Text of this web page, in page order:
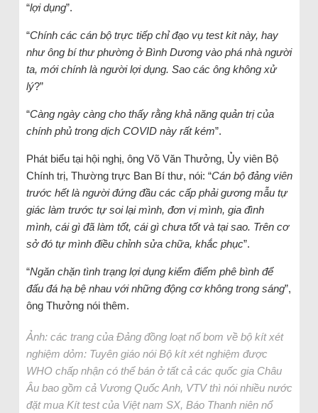
“lợi dụng”.
“Chính các cán bộ trực tiếp chỉ đạo vụ test kit này, hay
như ông bí thư phường ở Bình Dương vào phá nhà người
ta, mới chính là người lợi dụng. Sao các ông không xử
lý?”
“Càng ngày càng cho thấy rằng khả năng quản trị của
chính phủ trong dịch COVID này rất kém”.
Phát biểu tại hội nghị, ông Võ Văn Thưởng, Ủy viên Bộ
Chính trị, Thường trực Ban Bí thư, nói: “Cán bộ đảng viên
trước hết là người đứng đầu các cấp phải gương mẫu tự
giác làm trước tự soi lại mình, đơn vị mình, gia đình
mình, cái gì đã làm tốt, cái gì chưa tốt và tại sao. Trên cơ
sở đó tự mình điều chỉnh sửa chữa, khắc phục”.
“Ngăn chặn tình trạng lợi dụng kiểm điểm phê bình để
đấu đá hạ bệ nhau với những động cơ không trong sáng”,
ông Thưởng nói thêm.
Ảnh: các trang của Đảng đồng loạt nổ bom về bộ kít xét
nghiệm dỏm: Tuyên giáo nói Bộ kít xét nghiệm được
WHO chấp nhận có thể bán ở tất cả các quốc gia Châu
Âu bao gồm cả Vương Quốc Anh, VTV thì nói nhiều nước
đặt mua Kít test của Việt nam SX, Báo Thanh niên nổ